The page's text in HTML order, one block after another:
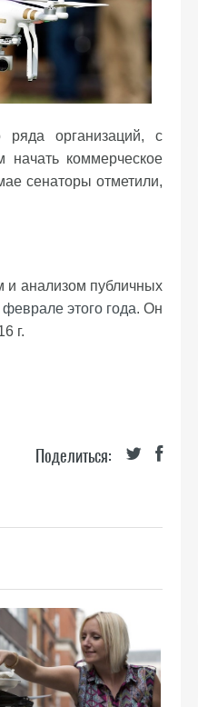
ряда организаций, с
коммерческое
сенаторы отметили,
и анализом публичных
этого года. Он
г.
Поделиться: